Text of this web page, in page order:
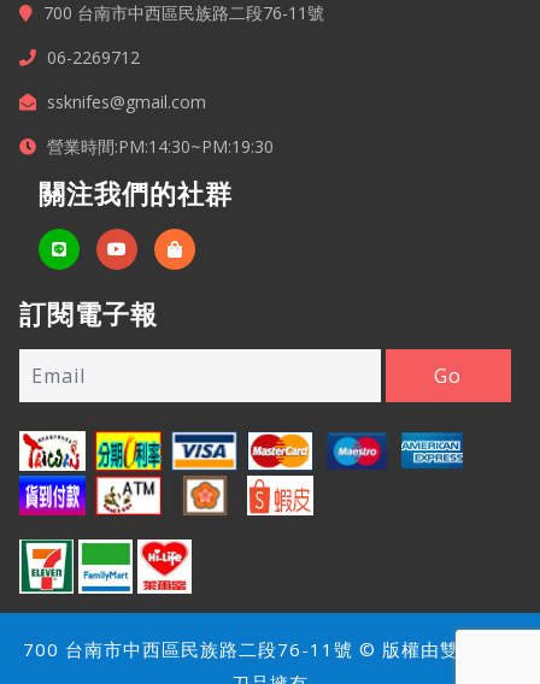
700 台南市中西區民族路二段76-11號
06-2269712
ssknifes@gmail.com
營業時間:PM:14:30~PM:19:30
關注我們的社群
訂閱電子報
700 台南市中西區民族路二段76-11號 © 版權由雙雄名家